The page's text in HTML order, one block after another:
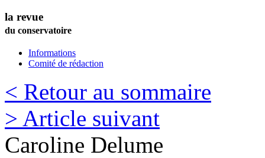
la revue
du conservatoire
Informations
Comité de rédaction
< Retour au sommaire
> Article suivant
Caroline Delume